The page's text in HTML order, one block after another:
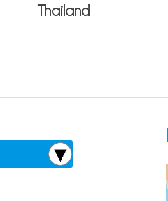
Thailand